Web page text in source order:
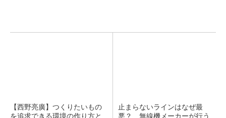
【西野亮廣】つくりたいもの
を追求できる環境の作り方と
止まらないラインはなぜ最
悪？ 無線機メーカーが行う